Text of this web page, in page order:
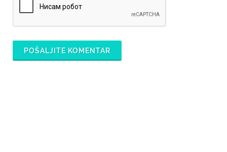
POŠALJITE KOMENTAR